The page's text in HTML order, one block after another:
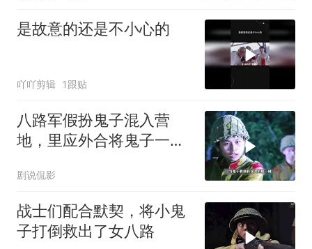
是故意的还是不小心的
吖吖剪辑 1跟贴
八路军假扮鬼子混入营
地，里应外合将鬼子一网
剧说侃影
战士们配合默契，将小鬼
子打倒救出了女八路